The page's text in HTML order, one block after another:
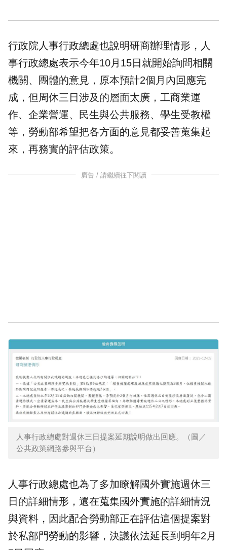
行政院人事行政總處也說明研商辦理情形，人
事行政總處表示今年10月15日就開始詢問相關
機關、團體的意見，原本預計2個月內回應完
成，但周休三日涉及的層面太廣， 工商業運
作、企業營運、民生與公共服務、學生受教權
等，勞動部希望把各方面的意見都妥善蒐集起
來，再務實的評估政策。
廣告 / 請繼續往下閱讀
人事行政總處對週休三日提案延期說明做出回應。（圖／
公共政策網路參與平台）
人事行政總處也為了多加瞭解國外實施週休三
日的詳細情形，還在蒐集國外實施的詳細情況
與資料，因此配合勞動部正在評估這個提案對
於私部門勞動的影響，決議依法延長到明年2月